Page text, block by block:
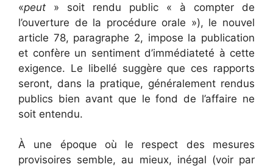
«peut » soit rendu public « à compter de
l’ouverture de la procédure orale »), le nouvel
article 78, paragraphe 2, impose la publication
et confère un sentiment d’immédiateté à cette
exigence. Le libellé suggère que ces rapports
seront, dans la pratique, généralement rendus
publics bien avant que le fond de l’affaire ne
soit entendu.
À une époque où le respect des mesures
provisoires semble, au mieux, inégal (voir par